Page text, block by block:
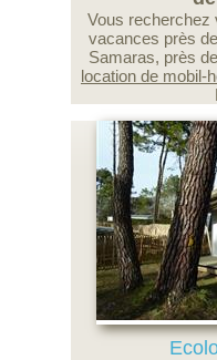
Vous recherchez
vacances près
Samaras, près
location de mobil-